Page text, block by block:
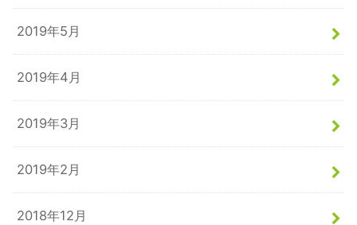
2019年5月
2019年4月
2019年3月
2019年2月
2018年12月